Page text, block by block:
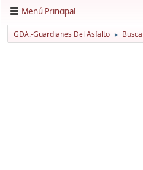
Menú Principal
GDA.-Guardianes Del Asfalto ►